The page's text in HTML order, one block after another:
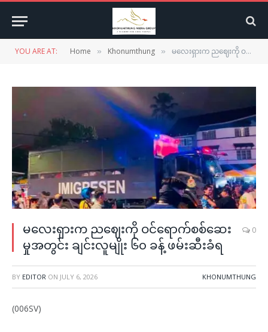
YOU ARE AT: Home » Khonumthung » မလေးရှားက ညဈေးကို ဝင်ရောက်စစ်ဆေးမှုအတွင်း ချင်းလူမျိုး ၆၀ ခန့် ဖမ်းဆီးခံရ
မလေးရှားက ညဈေးကို ဝင်ရောက်စစ်ဆေး
မှုအတွင်း ချင်းလူမျိုး ၆၀ ခန့် ဖမ်းဆီးခံရ
0
BY EDITOR ON JULY 6, 2026 KHONUMTHUNG
(006SV)